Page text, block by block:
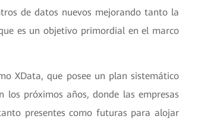
de datos nuevos mejorando tanto la
es un objetivo primordial en el marco
XData, que posee un plan sistemático
próximos años, donde las empresas
presentes como futuras para alojar